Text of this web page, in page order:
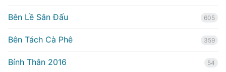
Bên Lề Sân Đấu 605
Bên Tách Cà Phê 359
Bính Thân 2016 54